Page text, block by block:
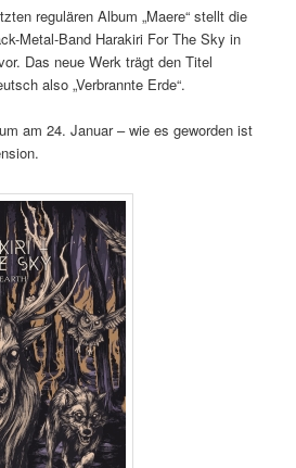
regulären Album „Maere“ stellt die
Metal-Band Harakiri For The Sky in
Das neue Werk trägt den Titel
also „Verbrannte Erde“.
am 24. Januar – wie es geworden ist